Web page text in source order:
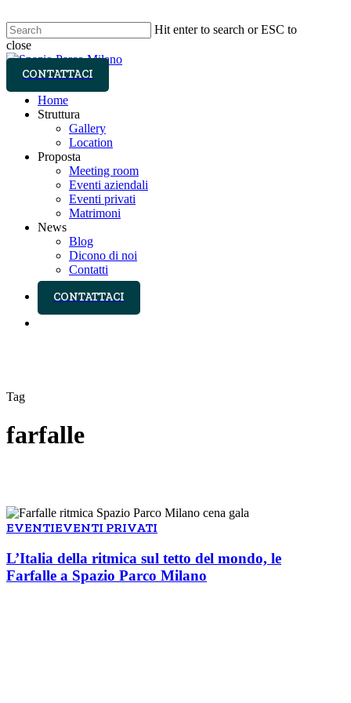
to
main
content
Hit enter to search or ESC to
close
Close
Search
Menu
Home
Struttura
Gallery
Location
Proposta
Meeting room
Eventi aziendali
Eventi privati
Matrimoni
News
Blog
Dicono di noi
Contatti
Tag
farfalle
EVENTIEVENTI PRIVATI
L’Italia della ritmica sul tetto del mondo, le
Farfalle a Spazio Parco Milano